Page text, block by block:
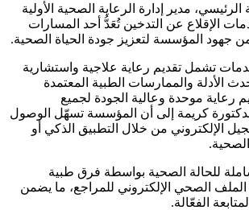
مدير إدارة الرعاية الصحية الأولية
الإقلاع عن التدخين تُعَدُّ أحد المسارات
جهود المؤسسة لتعزيز جودة الحياة الصحية.
تشمل تقديم رعاية علاجية واستشارية
الأدلة والممارسات الطبية المعتمدة
رعاية موحدة وعالية الجودة لجميع
كريمة إلى أن المؤسسة تسهّل الوصول
الإلكتروني من خلال التطبيق الذكي أو
للحالة الصحية بواسطة فرق طبية
الصحي الإلكتروني للمراجع، ما يضمن
الفعّالة.